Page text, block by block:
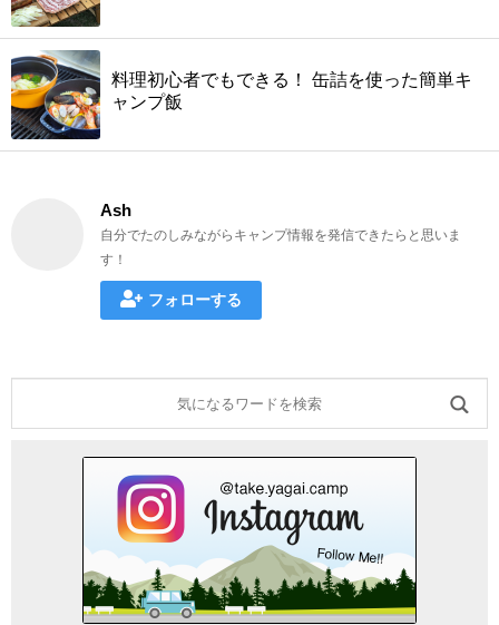
料理初心者でもできる！ 缶詰を使った簡単キ
ャンプ飯
Ash
自分でたのしみながらキャンプ情報を発信できたらと思いま
す！
フォローする